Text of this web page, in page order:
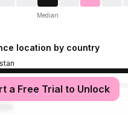
Median
location by country
a Free Trial to Unlock